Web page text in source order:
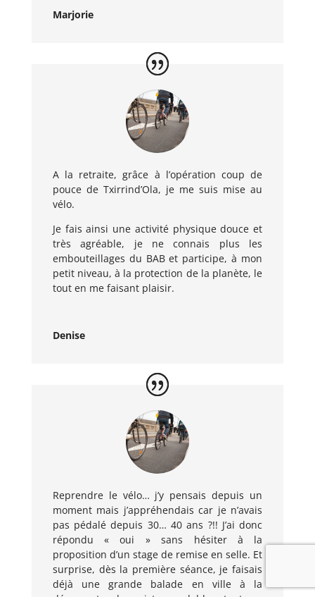
Marjorie
A la retraite, grâce à l’opération coup de
pouce de Txirrind’Ola, je me suis mise au
vélo.
Je fais ainsi une activité physique douce et
très agréable, je ne connais plus les
embouteillages du BAB et participe, à mon
petit niveau, à la protection de la planète, le
tout en me faisant plaisir.
Denise
Reprendre le vélo… j’y pensais depuis un
moment mais j’appréhendais car je n’avais
pas pédalé depuis 30… 40 ans ?!! J’ai donc
répondu « oui » sans hésiter à la
proposition d’un stage de remise en selle. Et
surprise, dès la première séance, je faisais
déjà une grande balade en ville à la